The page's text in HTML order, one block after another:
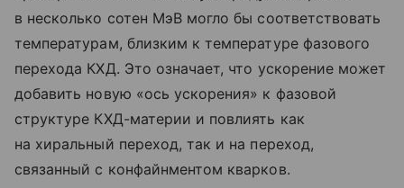
в несколько сотен МэВ могло бы соответствовать
температурам, близким к температуре фазового
перехода КХД. Это означает, что ускорение может
добавить новую «ось ускорения» к фазовой
структуре КХД-материи и повлиять как
на хиральный переход, так и на переход,
связанный с конфайнментом кварков.